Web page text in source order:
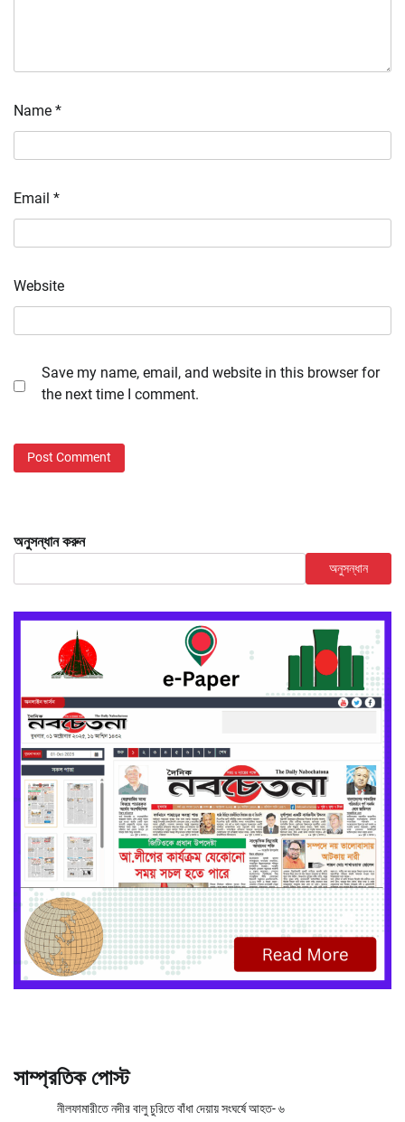
Name *
Email *
Website
Save my name, email, and website in this browser for
the next time I comment.
অনুসন্ধান করুন
অনুসন্ধান
সাম্প্রতিক পোস্ট
নীলফামারীতে নদীর বালু চুরিতে বাঁধা দেয়ায় সংঘর্ষে আহত- ৬